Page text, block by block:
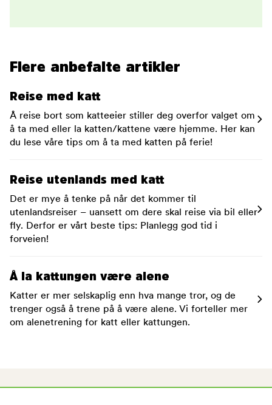
Flere anbefalte artikler
Reise med katt
Å reise bort som katteeier stiller deg overfor valget om
å ta med eller la katten/kattene være hjemme. Her kan
du lese våre tips om å ta med katten på ferie!
Reise utenlands med katt
Det er mye å tenke på når det kommer til
utenlandsreiser – uansett om dere skal reise via bil eller
fly. Derfor er vårt beste tips: Planlegg god tid i
forveien!
Å la kattungen være alene
Katter er mer selskaplig enn hva mange tror, og de
trenger også å trene på å være alene. Vi forteller mer
om alenetrening for katt eller kattungen.